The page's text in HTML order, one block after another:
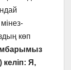
көп
келіп: Я,